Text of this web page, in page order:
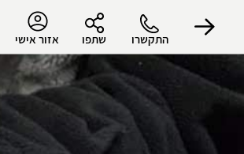
התקשרו שתפו אזור אישי